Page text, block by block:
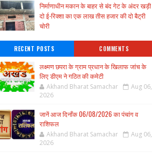
निर्माणाधीन मकान के बाहर से बंद गेट के अंदर खड़ी
दो ई-रिक्शा का एक लाख तीस हजार की दो बैट्री
चोरी
RECENT POSTS COMMENTS
लक्ष्मण छपरा के ग्राम प्रधान के खिलाफ जांच के
लिए डीएम ने गठित की कमेटी
Akhand Bharat Samachar
Aug 06,
2026
जानें आज दिनाँक 06/08/2026 का पंचांग व
राशिफल
Akhand Bharat Samachar
Aug 06,
2026